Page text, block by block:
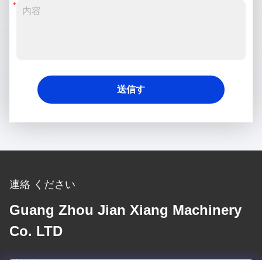
送信す
連絡 ください
Guang Zhou Jian Xiang Machinery
Co. LTD